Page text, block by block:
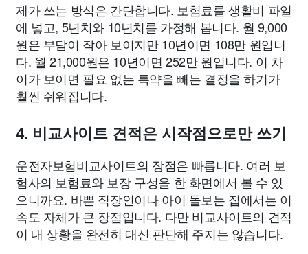
제가 쓰는 방식은 간단합니다. 보험료를 생활비 파일
에 넣고, 5년치와 10년치를 가정해 봅니다. 월 9,000
원은 부담이 작아 보이지만 10년이면 108만 원입니
다. 월 21,000원은 10년이면 252만 원입니다. 이 차
이가 보이면 필요 없는 특약을 빼는 결정을 하기가
훨씬 쉬워집니다.
4. 비교사이트 견적은 시작점으로만 쓰기
운전자보험비교사이트의 장점은 빠릅니다. 여러 보
험사의 보험료와 보장 구성을 한 화면에서 볼 수 있
으니까요. 바쁜 직장인이나 아이 돌보는 집에서는 이
속도 자체가 큰 장점입니다. 다만 비교사이트의 견적
이 내 상황을 완전히 대신 판단해 주지는 않습니다.